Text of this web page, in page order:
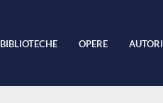
BIBLIOTECHE OPERE AUTORI